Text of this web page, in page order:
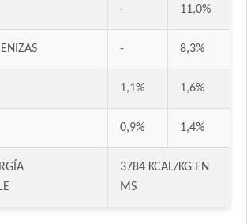
Mediano y Grande
Giant Junior
Giant Starter Mother & Babydog
Maxi Starter Mother & Babydog
- 11,0%
- 8,3%
1,1% 1,6%
0,9% 1,4%
3784 KCAL/KG EN
MS